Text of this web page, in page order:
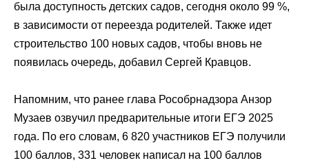
была доступность детских садов, сегодня около 99 %,
в зависимости от переезда родителей. Также идет
строительство 100 новых садов, чтобы вновь не
появилась очередь, добавил Сергей Кравцов.
Напомним, что ранее глава Рособрнадзора Анзор
Музаев озвучил предварительные итоги ЕГЭ 2025
года. По его словам, 6 820 участников ЕГЭ получили
100 баллов, 331 человек написал на 100 баллов